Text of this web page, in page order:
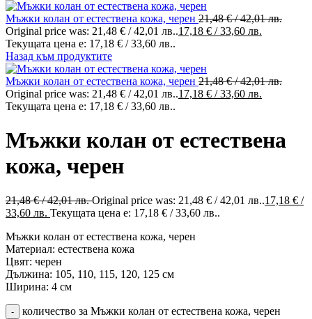
Мъжки колан от естествена кожа, черен 21,48€/ 42,01 лв.
Original price was: 21,48 € / 42,01 лв..17,18 € / 33,60 лв.
Текущата цена е: 17,18 € / 33,60 лв..
Назад към продуктите
Мъжки колан от естествена кожа, черен 21,48€/ 42,01 лв.
Original price was: 21,48 € / 42,01 лв..17,18 € / 33,60 лв.
Текущата цена е: 17,18 € / 33,60 лв..
Мъжки колан от естествена
кожа, черен
21,48€/ 42,01 лв.Original price was: 21,48 € / 42,01 лв..17,18 € /
33,60 лв. Текущата цена е: 17,18 € / 33,60 лв..
Мъжки колан от естествена кожа, черен
Материал: естествена кожа
Цвят: черен
Дължина: 105, 110, 115, 120, 125 см
Ширина: 4 см
количество за Мъжки колан от естествена кожа, черен